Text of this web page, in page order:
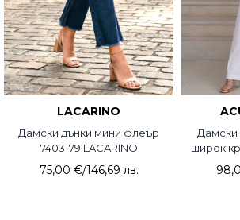
LACARINO
Дамски дънки мини флеър
7403-79 LACARINO
75,00 €/146,69 лв.
Дамски
широк